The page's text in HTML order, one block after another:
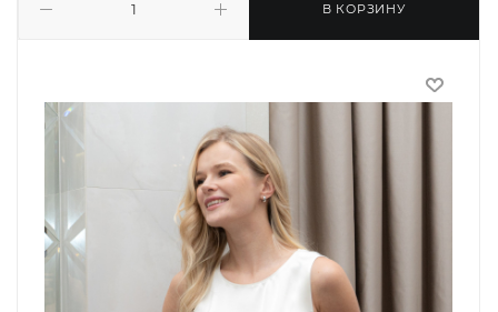
В КОРЗИНУ